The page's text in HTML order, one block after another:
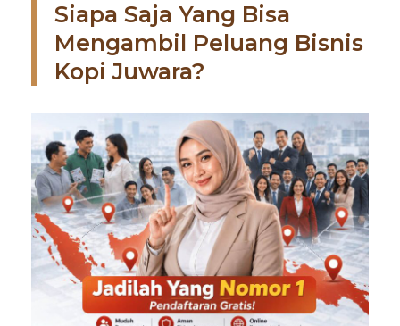
Siapa Saja Yang Bisa
Mengambil Peluang Bisnis
Kopi Juwara?